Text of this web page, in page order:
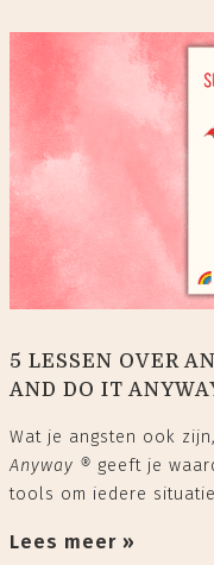
5 LESSEN OVER
AND DO IT
Wat je angsten ook zijn,
Anyway ® geeft je
tools om iedere
Lees meer »